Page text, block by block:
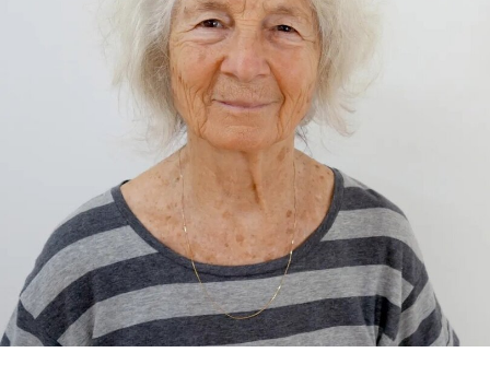
展品”项目的员工必须全程陪同调取馆藏，只有在另
一位同事到岗接替后，才能去洗手间。与他们服务
的公众一样，这些员工也不允许将食物或饮料带入
主展厅或储藏区。
“这种展示我们文化遗产的创新模式，竟是由那些连
上厕所或喝口水都得不到充分保障的员工来实现
的，”Prospect工会秘书长迈克·克兰西（Mike
Clancy）告诉《卫报》。“如果参观者得知，工会一
直反对的那些存在于亚马逊等企业的劳动实践，竟
然也存在于一家国际知名的文化机构时，他们一定
会感到震惊。”